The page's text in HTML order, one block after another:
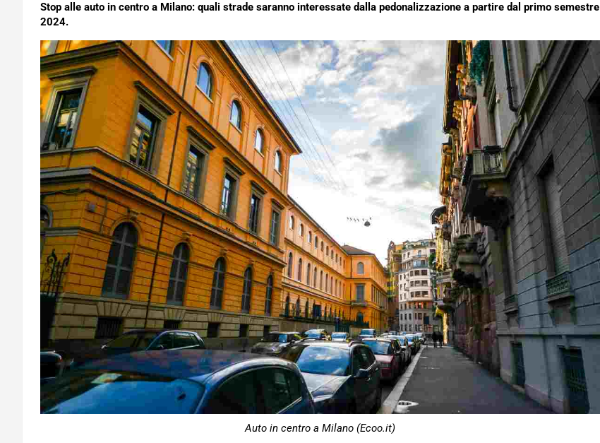
Stop alle auto in centro a Milano: quali strade saranno interessate dalla pedonalizzazione a partire dal primo semestre
2024.
Auto in centro a Milano (Ecoo.it)